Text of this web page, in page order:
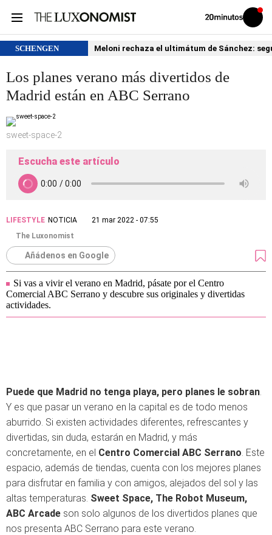
Volver
Iniciar
sesión
SCHENGEN Meloni rechaza el ultimátum de Sánchez:
Los planes verano más divertidos de
Madrid están en ABC Serrano
sweet-space-2
Escucha este artículo
LIFESTYLE NOTICIA
21 mar 2022 - 07:55
The Luxonomist
Añádenos en Google
Si vas a vivir el verano en Madrid, pásate por el Centro
Comercial ABC Serrano y descubre sus originales y divertidas
actividades.
Puede que Madrid no tenga playa, pero planes le sobran.
Y es que pasar un verano en la capital es de todo menos
aburrido. Si existen actividades diferentes, refrescantes y
divertidas, sin duda, estarán en Madrid, y más
concretamente, en el Centro Comercial ABC Serrano. Este
espacio, además de tiendas, cuenta con los mejores planes
para disfrutar en familia y con amigos, alejados del sol y las
altas temperaturas. Sweet Space, The Robot Museum,
ABC Arcade son solo algunos de los divertidos planes que
nos presenta ABC Serrano para este verano.